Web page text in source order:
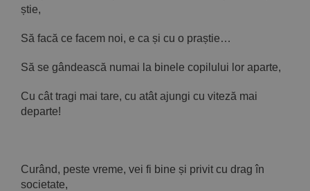
știe,
Să facă ce facem noi, e ca și cu o praștie…
Să se gândească numai la binele copilului lor aparte,
Cu cât tragi mai tare, cu atât ajungi cu viteză mai
departe!
Curând, peste vreme, vei fi bine și privit cu drag în
societate,